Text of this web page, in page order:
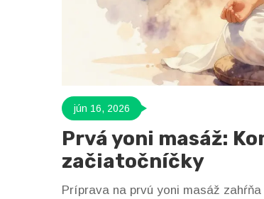
jún 16, 2026
Prvá yoni masáž:
začiatočníčky
Príprava na prvú yoni masáž